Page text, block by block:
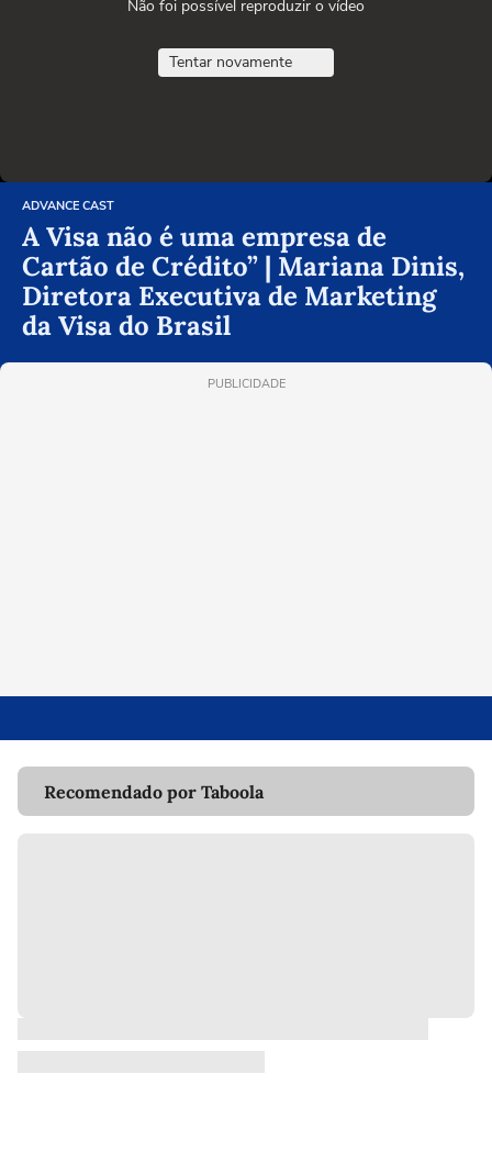
Não foi possível reproduzir o vídeo
Tentar novamente
ADVANCE CAST
A Visa não é uma empresa de
Cartão de Crédito” | Mariana Dinis,
Diretora Executiva de Marketing
da Visa do Brasil
PUBLICIDADE
Recomendado por Taboola